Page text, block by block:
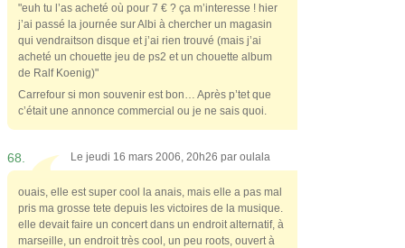
"euh tu l’as acheté où pour 7 € ? ça m’interesse ! hier
j’ai passé la journée sur Albi à chercher un magasin
qui vendraitson disque et j’ai rien trouvé (mais j’ai
acheté un chouette jeu de ps2 et un chouette album
de Ralf Koenig)"
Carrefour si mon souvenir est bon… Après p’tet que
c’était une annonce commercial ou je ne sais quoi.
68. Le jeudi 16 mars 2006, 20h26 par oulala
ouais, elle est super cool la anais, mais elle a pas mal
pris ma grosse tete depuis les victoires de la musique.
elle devait faire un concert dans un endroit alternatif, à
marseille, un endroit très cool, un peu roots, ouvert à